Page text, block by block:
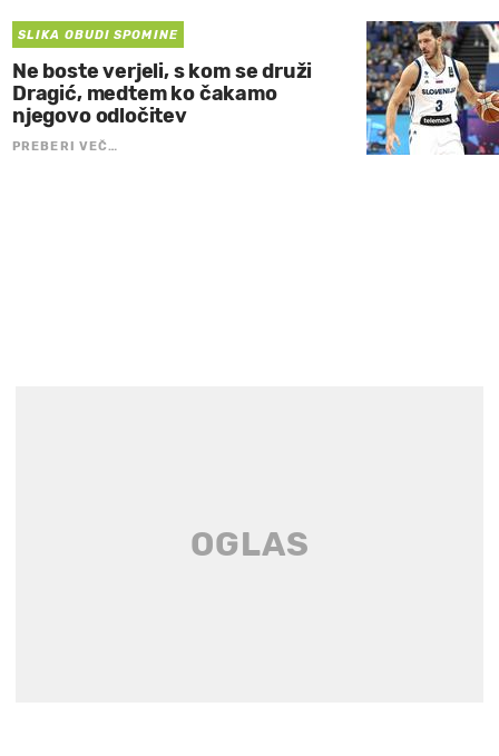
SLIKA OBUDI SPOMINE
Ne boste verjeli, s kom se druži
Dragić, medtem ko čakamo
njegovo odločitev
PREBERI VEČ…